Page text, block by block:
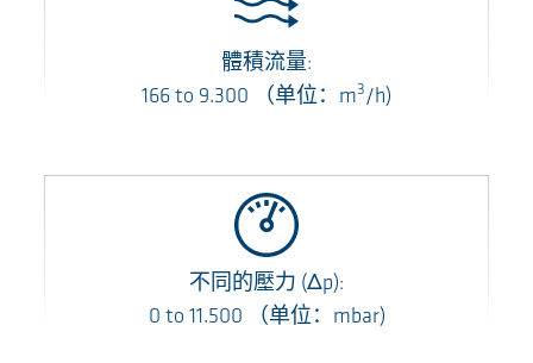
體積流量:
166 to 9.300 （单位：m3/h)
不同的壓力 (Δp):
0 to 11.500 （单位：mbar)